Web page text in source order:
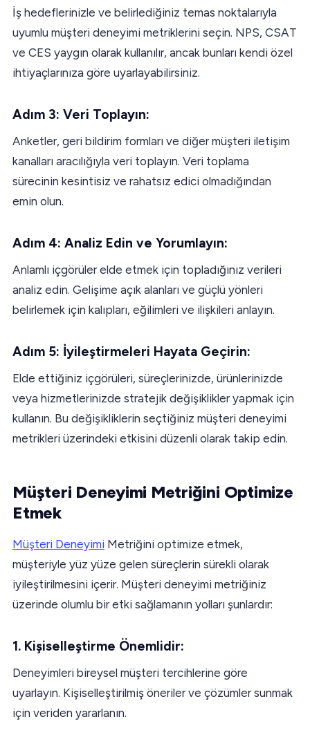
İş hedeflerinizle ve belirlediğiniz temas noktalarıyla
uyumlu müşteri deneyimi metriklerini seçin. NPS, CSAT
ve CES yaygın olarak kullanılır, ancak bunları kendi özel
ihtiyaçlarınıza göre uyarlayabilirsiniz.
Adım 3: Veri Toplayın:
Anketler, geri bildirim formları ve diğer müşteri iletişim
kanalları aracılığıyla veri toplayın. Veri toplama
sürecinin kesintisiz ve rahatsız edici olmadığından
emin olun.
Adım 4: Analiz Edin ve Yorumlayın:
Anlamlı içgörüler elde etmek için topladığınız verileri
analiz edin. Gelişime açık alanları ve güçlü yönleri
belirlemek için kalıpları, eğilimleri ve ilişkileri anlayın.
Adım 5: İyileştirmeleri Hayata Geçirin:
Elde ettiğiniz içgörüleri, süreçlerinizde, ürünlerinizde
veya hizmetlerinizde stratejik değişiklikler yapmak için
kullanın. Bu değişikliklerin seçtiğiniz müşteri deneyimi
metrikleri üzerindeki etkisini düzenli olarak takip edin.
Müşteri Deneyimi Metriğini Optimize
Etmek
Müşteri Deneyimi Metriğini optimize etmek,
müşteriyle yüz yüze gelen süreçlerin sürekli olarak
iyileştirilmesini içerir. Müşteri deneyimi metriğiniz
üzerinde olumlu bir etki sağlamanın yolları şunlardır:
1. Kişiselleştirme Önemlidir:
Deneyimleri bireysel müşteri tercihlerine göre
uyarlayın. Kişiselleştirilmiş öneriler ve çözümler sunmak
için veriden yararlanın.